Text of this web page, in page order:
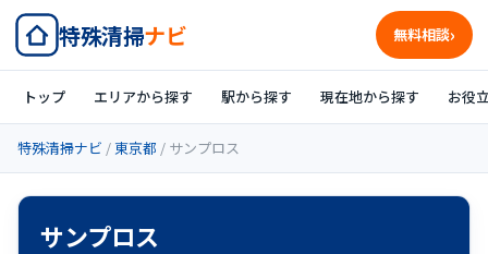
特殊清掃ナビ 無料相談
トップ エリアから探す 駅から探す 現在地から探す お役
特殊清掃ナビ / 東京都 / サンプロス
サンプロス